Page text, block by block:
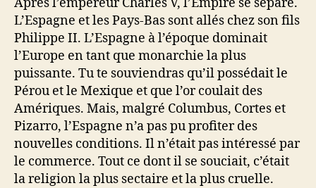
L’Espagne et les Pays-Bas sont allés chez son fils
Philippe II. L’Espagne à l’époque dominait
l’Europe en tant que monarchie la plus
puissante. Tu te souviendras qu’il possédait le
Pérou et le Mexique et que l’or coulait des
Amériques. Mais, malgré Columbus, Cortes et
Pizarro, l’Espagne n’a pas pu profiter des
nouvelles conditions. Il n’était pas intéressé par
le commerce. Tout ce dont il se souciait, c’était
la religion la plus sectaire et la plus cruelle.